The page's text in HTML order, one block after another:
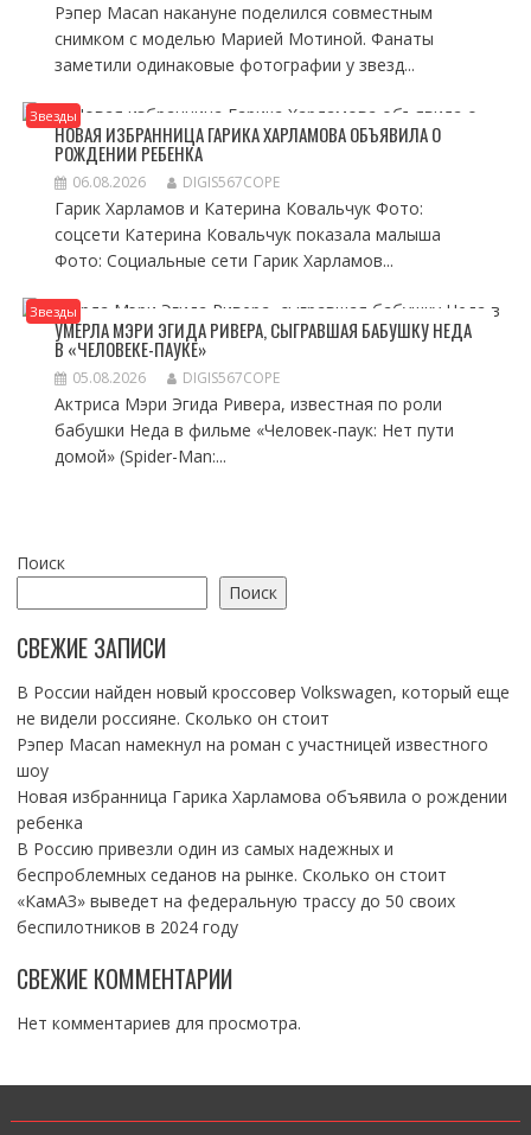
Рэпер Macan накануне поделился совместным
снимком с моделью Марией Мотиной. Фанаты
заметили одинаковые фотографии у звезд...
Звезды
НОВАЯ ИЗБРАННИЦА ГАРИКА ХАРЛАМОВА ОБЪЯВИЛА О
РОЖДЕНИИ РЕБЕНКА
06.08.2026 DIGIS567COPE
Гарик Харламов и Катерина Ковальчук Фото:
соцсети Катерина Ковальчук показала малыша
Фото: Социальные сети Гарик Харламов...
Звезды
УМЕРЛА МЭРИ ЭГИДА РИВЕРА, СЫГРАВШАЯ БАБУШКУ НЕДА
В «ЧЕЛОВЕКЕ-ПАУКЕ»
05.08.2026 DIGIS567COPE
Актриса Мэри Эгида Ривера, известная по роли
бабушки Неда в фильме «Человек-паук: Нет пути
домой» (Spider-Man:...
Поиск
Поиск
СВЕЖИЕ ЗАПИСИ
В России найден новый кроссовер Volkswagen, который еще
не видели россияне. Сколько он стоит
Рэпер Macan намекнул на роман с участницей известного
шоу
Новая избранница Гарика Харламова объявила о рождении
ребенка
В Россию привезли один из самых надежных и
беспроблемных седанов на рынке. Сколько он стоит
«КамАЗ» выведет на федеральную трассу до 50 своих
беспилотников в 2024 году
СВЕЖИЕ КОММЕНТАРИИ
Нет комментариев для просмотра.